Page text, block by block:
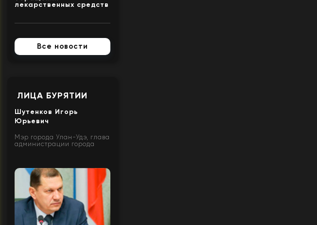
лекарственных средств
Все новости
ЛИЦА БУРЯТИИ
Шутенков Игорь
Юрьевич
Мэр города Улан-Удэ, глава
администрации города